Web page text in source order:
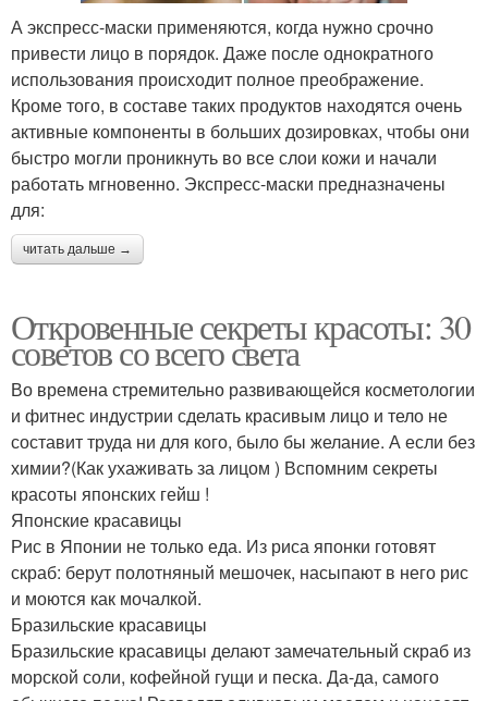
А экспресс-маски применяются, когда нужно срочно
привести лицо в порядок. Даже после однократного
использования происходит полное преображение.
Кроме того, в составе таких продуктов находятся очень
активные компоненты в больших дозировках, чтобы они
быстро могли проникнуть во все слои кожи и начали
работать мгновенно. Экспресс-маски предназначены
для:
читать дальше →
Откровенные секреты красоты: 30
советов со всего света
Во времена стремительно развивающейся косметологии
и фитнес индустрии сделать красивым лицо и тело не
составит труда ни для кого, было бы желание. А если без
химии?(Как ухаживать за лицом ) Вспомним секреты
красоты японских гейш !
Японские красавицы
Рис в Японии не только еда. Из риса японки готовят
скраб: берут полотняный мешочек, насыпают в него рис
и моются как мочалкой.
Бразильские красавицы
Бразильские красавицы делают замечательный скраб из
морской соли, кофейной гущи и песка. Да-да, самого